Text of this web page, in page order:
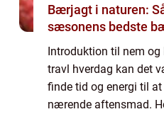
Bærjagt i naturen:
sæsonens bedste
Introduktion til nem
travl hverdag kan det
finde tid og energi til
nærende aftensmad.